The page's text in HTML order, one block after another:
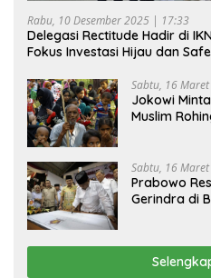
Rabu, 10 Desember 2025 | 17:33
Delegasi Rectitude Hadir di
Fokus Investasi Hijau dan
Sabtu, 16
Jokowi
Muslim
Sabtu, 16
Prabowo
Gerindra di